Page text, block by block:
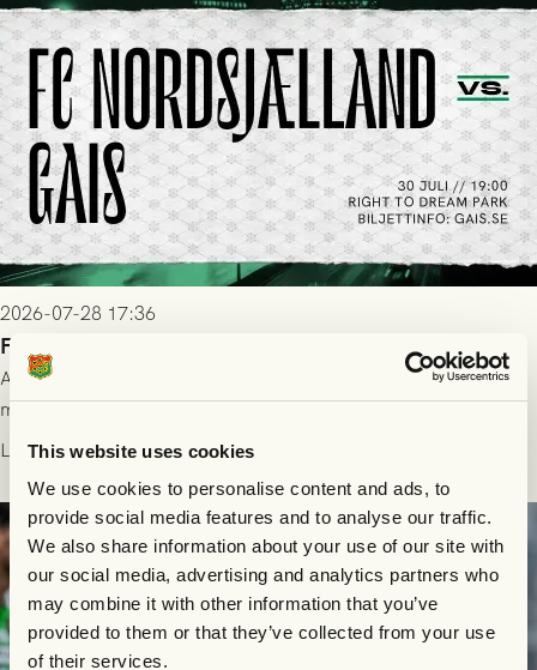
This website uses cookies
We use cookies to personalise content and ads, to
provide social media features and to analyse our traffic.
We also share information about your use of our site with
our social media, advertising and analytics partners who
may combine it with other information that you’ve
provided to them or that they’ve collected from your use
of their services.
2026-07-28 17:36
FC Nordsjælland borta: Biljettuthämtning
All information om hur du byter ditt värdebevis mot
matchbiljett på plats i Danmark, samt vad som gäller för dig
som står på reservlista eller fått förhinder.
Läs mer